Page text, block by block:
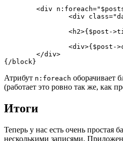
Атрибут n:foreach оборачивает
(работает это ровно так же, как
Итоги
Теперь у нас есть очень простая
несколькими записями.